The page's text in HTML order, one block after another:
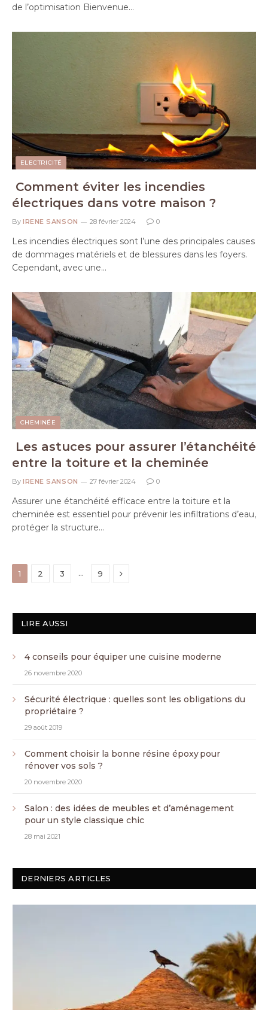
de l’optimisation Bienvenue…
ELECTRICITÉ
Comment éviter les incendies
électriques dans votre maison ?
By IRENE SANSON 28 février 2024 0
Les incendies électriques sont l’une des principales causes
de dommages matériels et de blessures dans les foyers.
Cependant, avec une…
CHEMINÉE
Les astuces pour assurer l’étanchéité
entre la toiture et la cheminée
By IRENE SANSON 27 février 2024 0
Assurer une étanchéité efficace entre la toiture et la
cheminée est essentiel pour prévenir les infiltrations d’eau,
protéger la structure…
1 2 3 … 9 Next
LIRE AUSSI
4 conseils pour équiper une cuisine moderne
26 novembre 2020
Sécurité électrique : quelles sont les obligations du
propriétaire ?
29 août 2019
Comment choisir la bonne résine époxy pour
rénover vos sols ?
20 novembre 2020
Salon : des idées de meubles et d’aménagement
pour un style classique chic
28 mai 2021
DERNIERS ARTICLES